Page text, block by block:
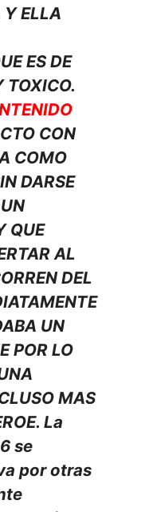
Y ELLA
ES DE
TOXICO.
CON
COMO
DARSE
QUE
AL
DEL
UN
POR LO
MAS
La
se
por otras